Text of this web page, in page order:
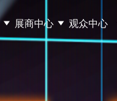
展商中心 观众中心